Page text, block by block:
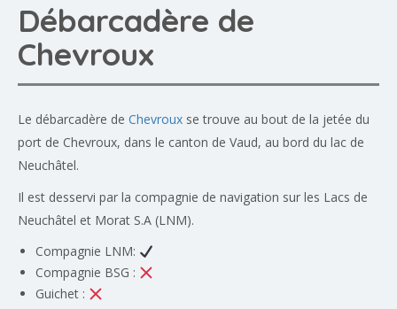
Débarcadère de
Chevroux
Le débarcadère de Chevroux se trouve au bout de la jetée du
port de Chevroux, dans le canton de Vaud, au bord du lac de
Neuchâtel.
Il est desservi par la compagnie de navigation sur les Lacs de
Neuchâtel et Morat S.A (LNM).
Compagnie LNM:
Compagnie BSG :
Guichet :